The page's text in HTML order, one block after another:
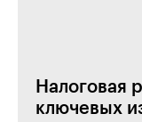
Налоговая
ключевых